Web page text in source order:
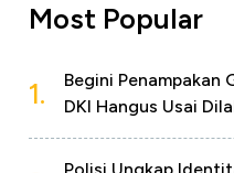
Most Popular
1.
Begini Penampakan
DKI Hangus Usai